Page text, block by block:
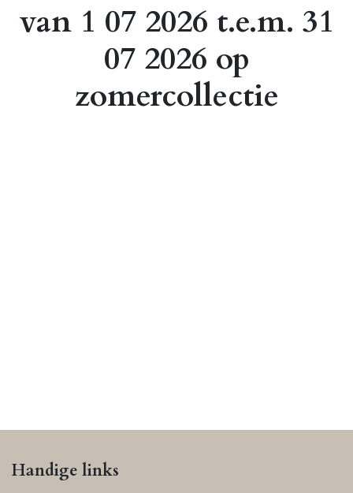
van 1 07 2026 t.e.m. 31
07 2026 op
zomercollectie
Handige links